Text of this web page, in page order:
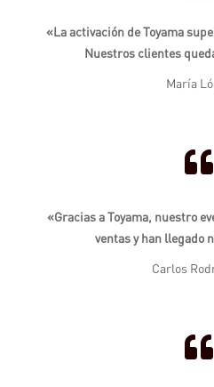
«La activación de Toyama
Nuestros clientes
María

«Gracias a Toyama, nuestro
ventas y han llegado
Carlos
